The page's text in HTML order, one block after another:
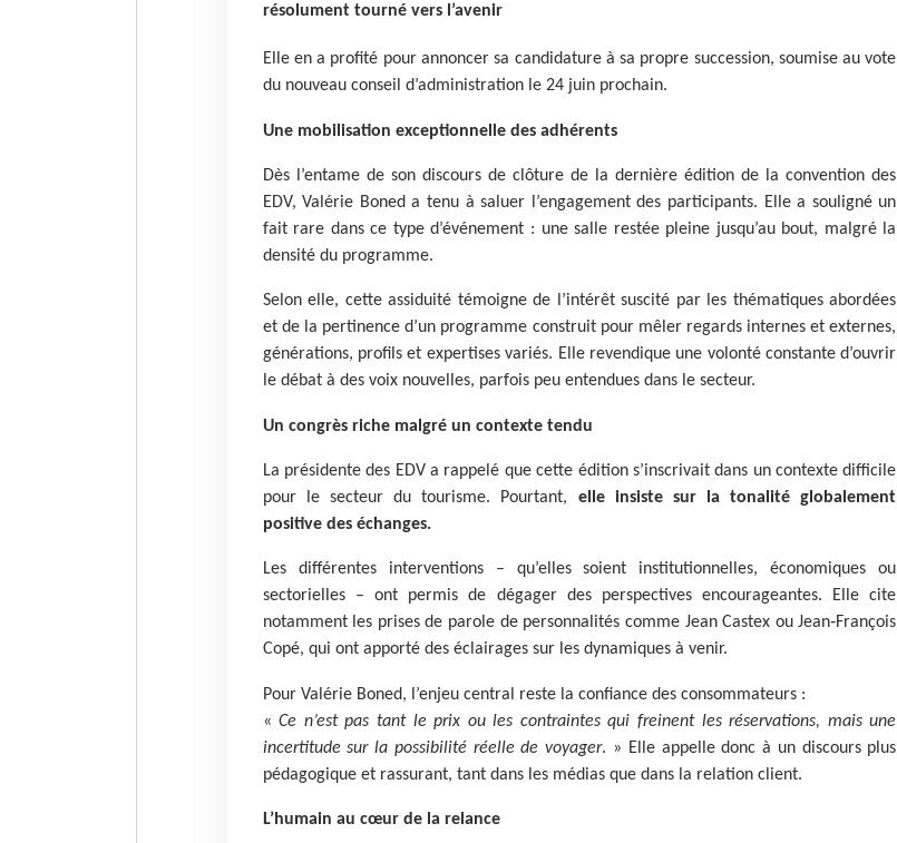
résolument tourné vers l’avenir
Elle en a profité pour annoncer sa candidature à sa propre succession, soumise au vote
du nouveau conseil d’administration le 24 juin prochain.
Une mobilisation exceptionnelle des adhérents
Dès l’entame de son discours de clôture de la dernière édition de la convention des
EDV, Valérie Boned a tenu à saluer l’engagement des participants. Elle a souligné un
fait rare dans ce type d’événement : une salle restée pleine jusqu’au bout, malgré la
densité du programme.
Selon elle, cette assiduité témoigne de l’intérêt suscité par les thématiques abordées
et de la pertinence d’un programme construit pour mêler regards internes et externes,
générations, profils et expertises variés. Elle revendique une volonté constante d’ouvrir
le débat à des voix nouvelles, parfois peu entendues dans le secteur.
Un congrès riche malgré un contexte tendu
La présidente des EDV a rappelé que cette édition s’inscrivait dans un contexte difficile
pour le secteur du tourisme. Pourtant, elle insiste sur la tonalité globalement
positive des échanges.
Les différentes interventions – qu’elles soient institutionnelles, économiques ou
sectorielles – ont permis de dégager des perspectives encourageantes. Elle cite
notamment les prises de parole de personnalités comme Jean Castex ou Jean‑François
Copé, qui ont apporté des éclairages sur les dynamiques à venir.
Pour Valérie Boned, l’enjeu central reste la confiance des consommateurs :
«Ce n’est pas tant le prix ou les contraintes qui freinent les réservations, mais une
incertitude sur la possibilité réelle de voyager. » Elle appelle donc à un discours plus
pédagogique et rassurant, tant dans les médias que dans la relation client.
L’humain au cœur de la relance